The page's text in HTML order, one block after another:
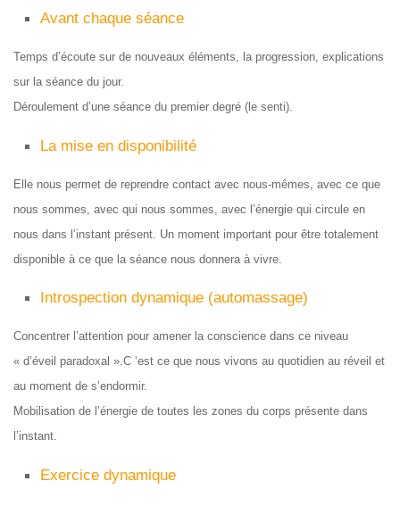
Avant chaque séance
Temps d’écoute sur de nouveaux éléments, la progression, explications
sur la séance du jour.
Déroulement d’une séance du premier degré (le senti).
La mise en disponibilité
Elle nous permet de reprendre contact avec nous-mêmes, avec ce que
nous sommes, avec qui nous sommes, avec l’énergie qui circule en
nous dans l’instant présent. Un moment important pour être totalement
disponible à ce que la séance nous donnera à vivre.
Introspection dynamique (automassage)
Concentrer l’attention pour amener la conscience dans ce niveau
« d’éveil paradoxal ».C ‘est ce que nous vivons au quotidien au réveil et
au moment de s’endormir.
Mobilisation de l’énergie de toutes les zones du corps présente dans
l’instant.
Exercice dynamique